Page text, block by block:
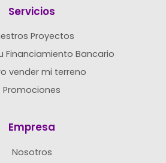
Servicios
Proyectos
Financiamiento Bancario
vender mi terreno
Promociones
Empresa
Nosotros